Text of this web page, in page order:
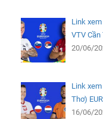
Link
VTV Cần
20/06/
Link
Thơ)
16/06/